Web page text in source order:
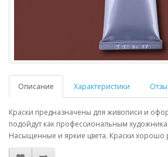
Описание Характеристики
Краски предназначены для живописи и
подойдут как профессиональным
Насыщенные и яркие цвета. Краски хорошо